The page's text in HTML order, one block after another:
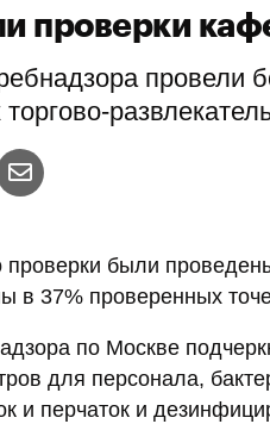
проверки
провели
были
в 37% проверенных
по Москве
для персонала,
и перчаток и